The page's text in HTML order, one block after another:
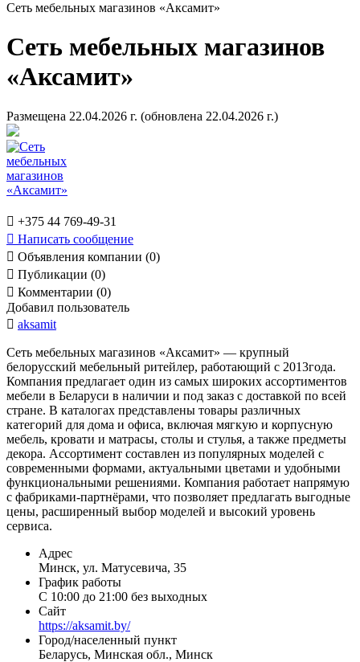
Сеть мебельных магазинов «Аксамит»
Сеть мебельных магазинов
«Аксамит»
Размещена 22.04.2026 г. (обновлена 22.04.2026 г.)
 +375 44 769-49-31
 Написать сообщение
 Объявления компании (0)
 Публикации (0)
 Комментарии (0)
Добавил пользователь
 aksamit
Сеть мебельных магазинов «Аксамит» — крупный
белорусский мебельный ритейлер, работающий с 2013года.
Компания предлагает один из самых широких ассортиментов
мебели в Беларуси в наличии и под заказ с доставкой по всей
стране. В каталогах представлены товары различных
категорий для дома и офиса, включая мягкую и корпусную
мебель, кровати и матрасы, столы и стулья, а также предметы
декора. Ассортимент составлен из популярных моделей с
современными формами, актуальными цветами и удобными
функциональными решениями. Компания работает напрямую
с фабриками‑партнёрами, что позволяет предлагать выгодные
цены, расширенный выбор моделей и высокий уровень
сервиса.
Адрес
Минск, ул. Матусевича, 35
График работы
С 10:00 до 21:00 без выходных
Сайт
https://aksamit.by/
Город/населенный пункт
Беларусь, Минская обл., Минск